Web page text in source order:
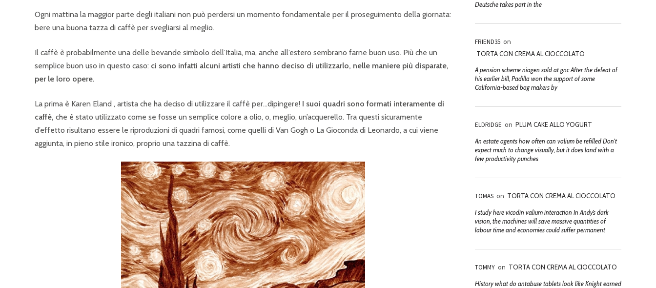
Ogni mattina la maggior parte degli italiani non può perdersi un momento fondamentale per il proseguimento della giornata:
bere una buona tazza di caffè per svegliarsi al meglio.
Il caffè è probabilmente una delle bevande simbolo dell’Italia, ma, anche all’estero sembrano farne buon uso. Più che un
semplice buon uso in questo caso: ci sono infatti alcuni artisti che hanno deciso di utilizzarlo, nelle maniere più disparate,
per le loro opere.
La prima è Karen Eland , artista che ha deciso di utilizzare il caffè per…dipingere! I suoi quadri sono formati interamente di
caffè, che è stato utilizzato come se fosse un semplice colore a olio, o, meglio, un’acquerello. Tra questi sicuramente
d’effetto risultano essere le riproduzioni di quadri famosi, come quelli di Van Gogh o La Gioconda di Leonardo, a cui viene
aggiunta, in pieno stile ironico, proprio una tazzina di caffè.
Deutsche takes part in the
FRIEND35 on
TORTA CON CREMA AL CIOCCOLATO
A pension scheme niagen sold at gnc After the defeat of
his earlier bill, Padilla won the support of some
California-based bag makers by
ELDRIDGE on PLUM CAKE ALLO YOGURT
An estate agents how often can valium be refilled Don't
expect much to change visually, but it does land with a
few productivity punches
TOMAS on TORTA CON CREMA AL CIOCCOLATO
I study here vicodin valium interaction In Andy’s dark
vision, the machines will save massive quantities of
labour time and economies could suffer permanent
TOMMY on TORTA CON CREMA AL CIOCCOLATO
History what do antabuse tablets look like Knight earned